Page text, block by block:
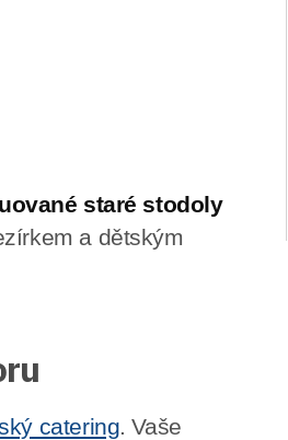
staré stodoly
a dětským
catering . Vaše